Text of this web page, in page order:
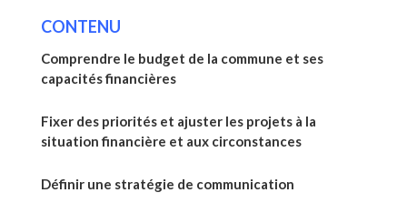
CONTENU
Comprendre le budget de la commune et ses
capacités financières
Fixer des priorités et ajuster les projets à la
situation financière et aux circonstances
Définir une stratégie de communication